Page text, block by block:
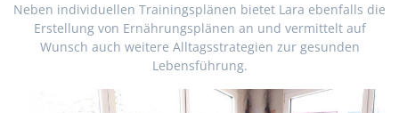
Neben individuellen Trainingsplänen bietet Lara ebenfalls die
Erstellung von Ernährungsplänen an und vermittelt auf
Wunsch auch weitere Alltagsstrategien zur gesunden
Lebensführung.